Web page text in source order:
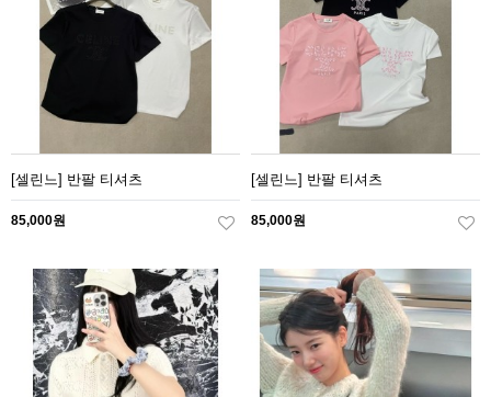
[셀린느] 반팔 티셔츠
85,000원
[셀린느] 반팔 티셔츠
85,000원